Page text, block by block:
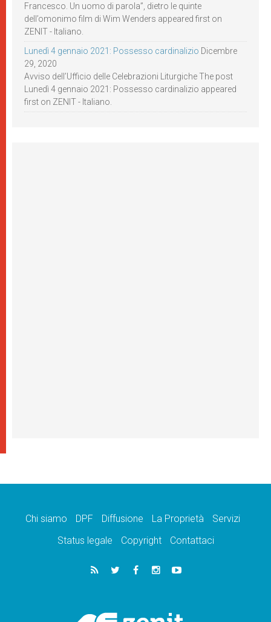
Francesco. Un uomo di parola”, dietro le quinte
dell’omonimo film di Wim Wenders appeared first on
ZENIT - Italiano.
Lunedì 4 gennaio 2021: Possesso cardinalizio Dicembre
29, 2020
Avviso dell’Ufficio delle Celebrazioni Liturgiche The post
Lunedì 4 gennaio 2021: Possesso cardinalizio appeared
first on ZENIT - Italiano.
Chi siamo DPF Diffusione La Proprietà
Servizi
Status legale
Copyright Contattaci